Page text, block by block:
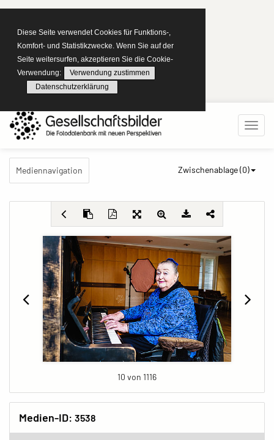
Diese Seite verwendet Cookies für Funktions-,
Komfort- und Statistikzwecke. Wenn Sie auf der
Seite weitersurfen, akzeptieren Sie die Cookie-
Verwendung:
Verwendung zustimmen
Datenschutzerklärung
Mediennavigation Zwischenablage (0)
10 von 1116
Medien-ID: 3538